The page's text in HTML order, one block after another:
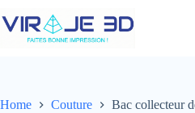
to
content
Home Couture Bac collecteur